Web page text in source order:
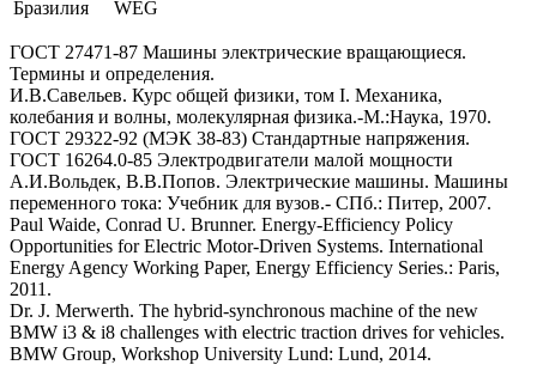
Бразилия WEG
ГОСТ 27471-87 Машины электрические вращающиеся.
Термины и определения.
И.В.Савельев. Курс общей физики, том I. Механика,
колебания и волны, молекулярная физика.-М.:Наука, 1970.
ГОСТ 29322-92 (МЭК 38-83) Стандартные напряжения.
ГОСТ 16264.0-85 Электродвигатели малой мощности
А.И.Вольдек, В.В.Попов. Электрические машины. Машины
переменного тока: Учебник для вузов.- СПб.: Питер, 2007.
Paul Waide, Conrad U. Brunner. Energy-Efficiency Policy
Opportunities for Electric Motor-Driven Systems. International
Energy Agency Working Paper, Energy Efficiency Series.: Paris,
2011.
Dr. J. Merwerth. The hybrid-synchronous machine of the new
BMW i3 & i8 challenges with electric traction drives for vehicles.
BMW Group, Workshop University Lund: Lund, 2014.